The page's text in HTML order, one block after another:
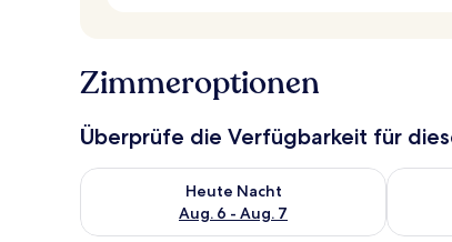
Zimmeroptionen
Überprüfe die Verfügbarkeit für
Heute Nacht
Aug. 6 - Aug. 7
Überprüfe die Verfügbarkeit für heute Nacht,